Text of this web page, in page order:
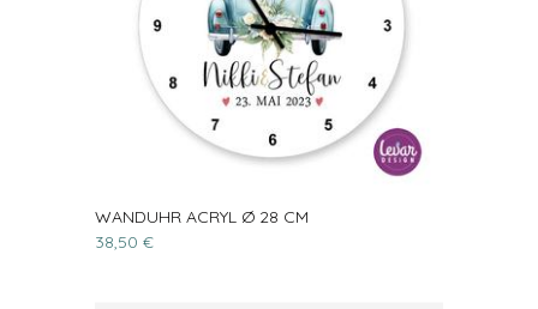
WANDUHR ACRYL Ø 28 CM
38,50 €